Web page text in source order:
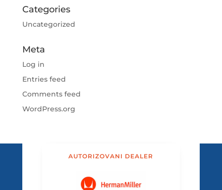
Categories
Uncategorized
Meta
Log in
Entries feed
Comments feed
WordPress.org
AUTORIZOVANI DEALER